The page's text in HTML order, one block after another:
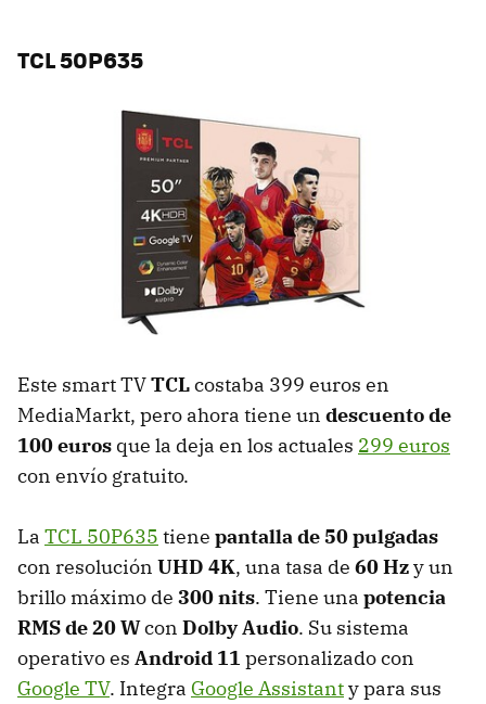
TCL 50P635
Este smart TVTCLcostaba 399 euros en
MediaMarkt, pero ahora tiene un descuento de
100 euros que la deja en los actuales 299 euros
con envío gratuito.
La TCL 50P635 tiene pantalla de 50 pulgadas
con resolución UHD 4K, una tasa de 60 Hzy un
brillo máximo de 300 nits. Tiene una potencia
RMS de 20 Wcon Dolby Audio. Su sistema
operativo es Android 11 personalizado con
Google TV. Integra Google Assistanty para sus